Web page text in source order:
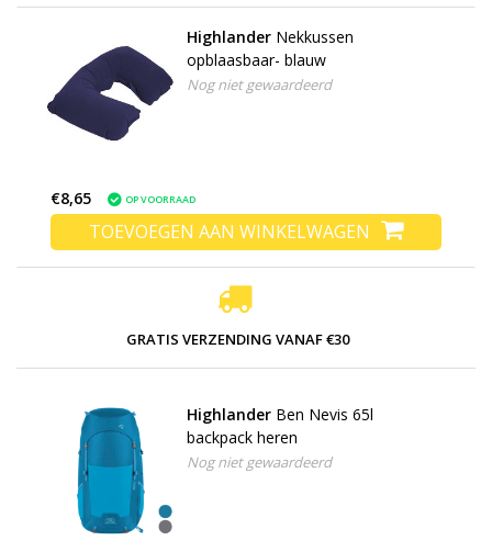
Highlander Nekkussen
opblaasbaar- blauw
Nog niet gewaardeerd
€8,65 OP VOORRAAD
TOEVOEGEN AAN WINKELWAGEN
GRATIS VERZENDING VANAF €30
Highlander Ben Nevis 65l
backpack heren
Nog niet gewaardeerd